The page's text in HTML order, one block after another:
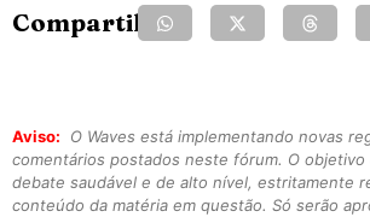
Compartilhe:
Aviso:
O Waves está implementando novas
comentários postados neste fórum. O objetivo
debate saudável e de alto nível, estritamente
conteúdo da matéria em questão. Só serão